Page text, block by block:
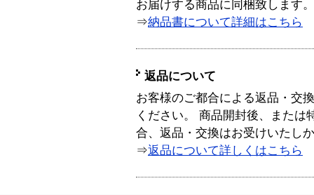
お届けする商品に同梱致します。
⇒納品書について詳細はこちら
返品について
お客様のご都合による返品・交
ください。 商品開封後、または
合、返品・交換はお受けいたし
⇒返品について詳しくはこちら